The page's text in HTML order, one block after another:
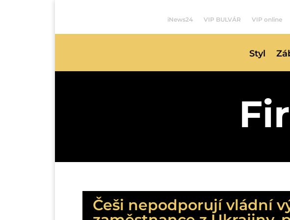
iNews24 VIP BULVÁR VIP online
Styl
Češi nepodporují vládní